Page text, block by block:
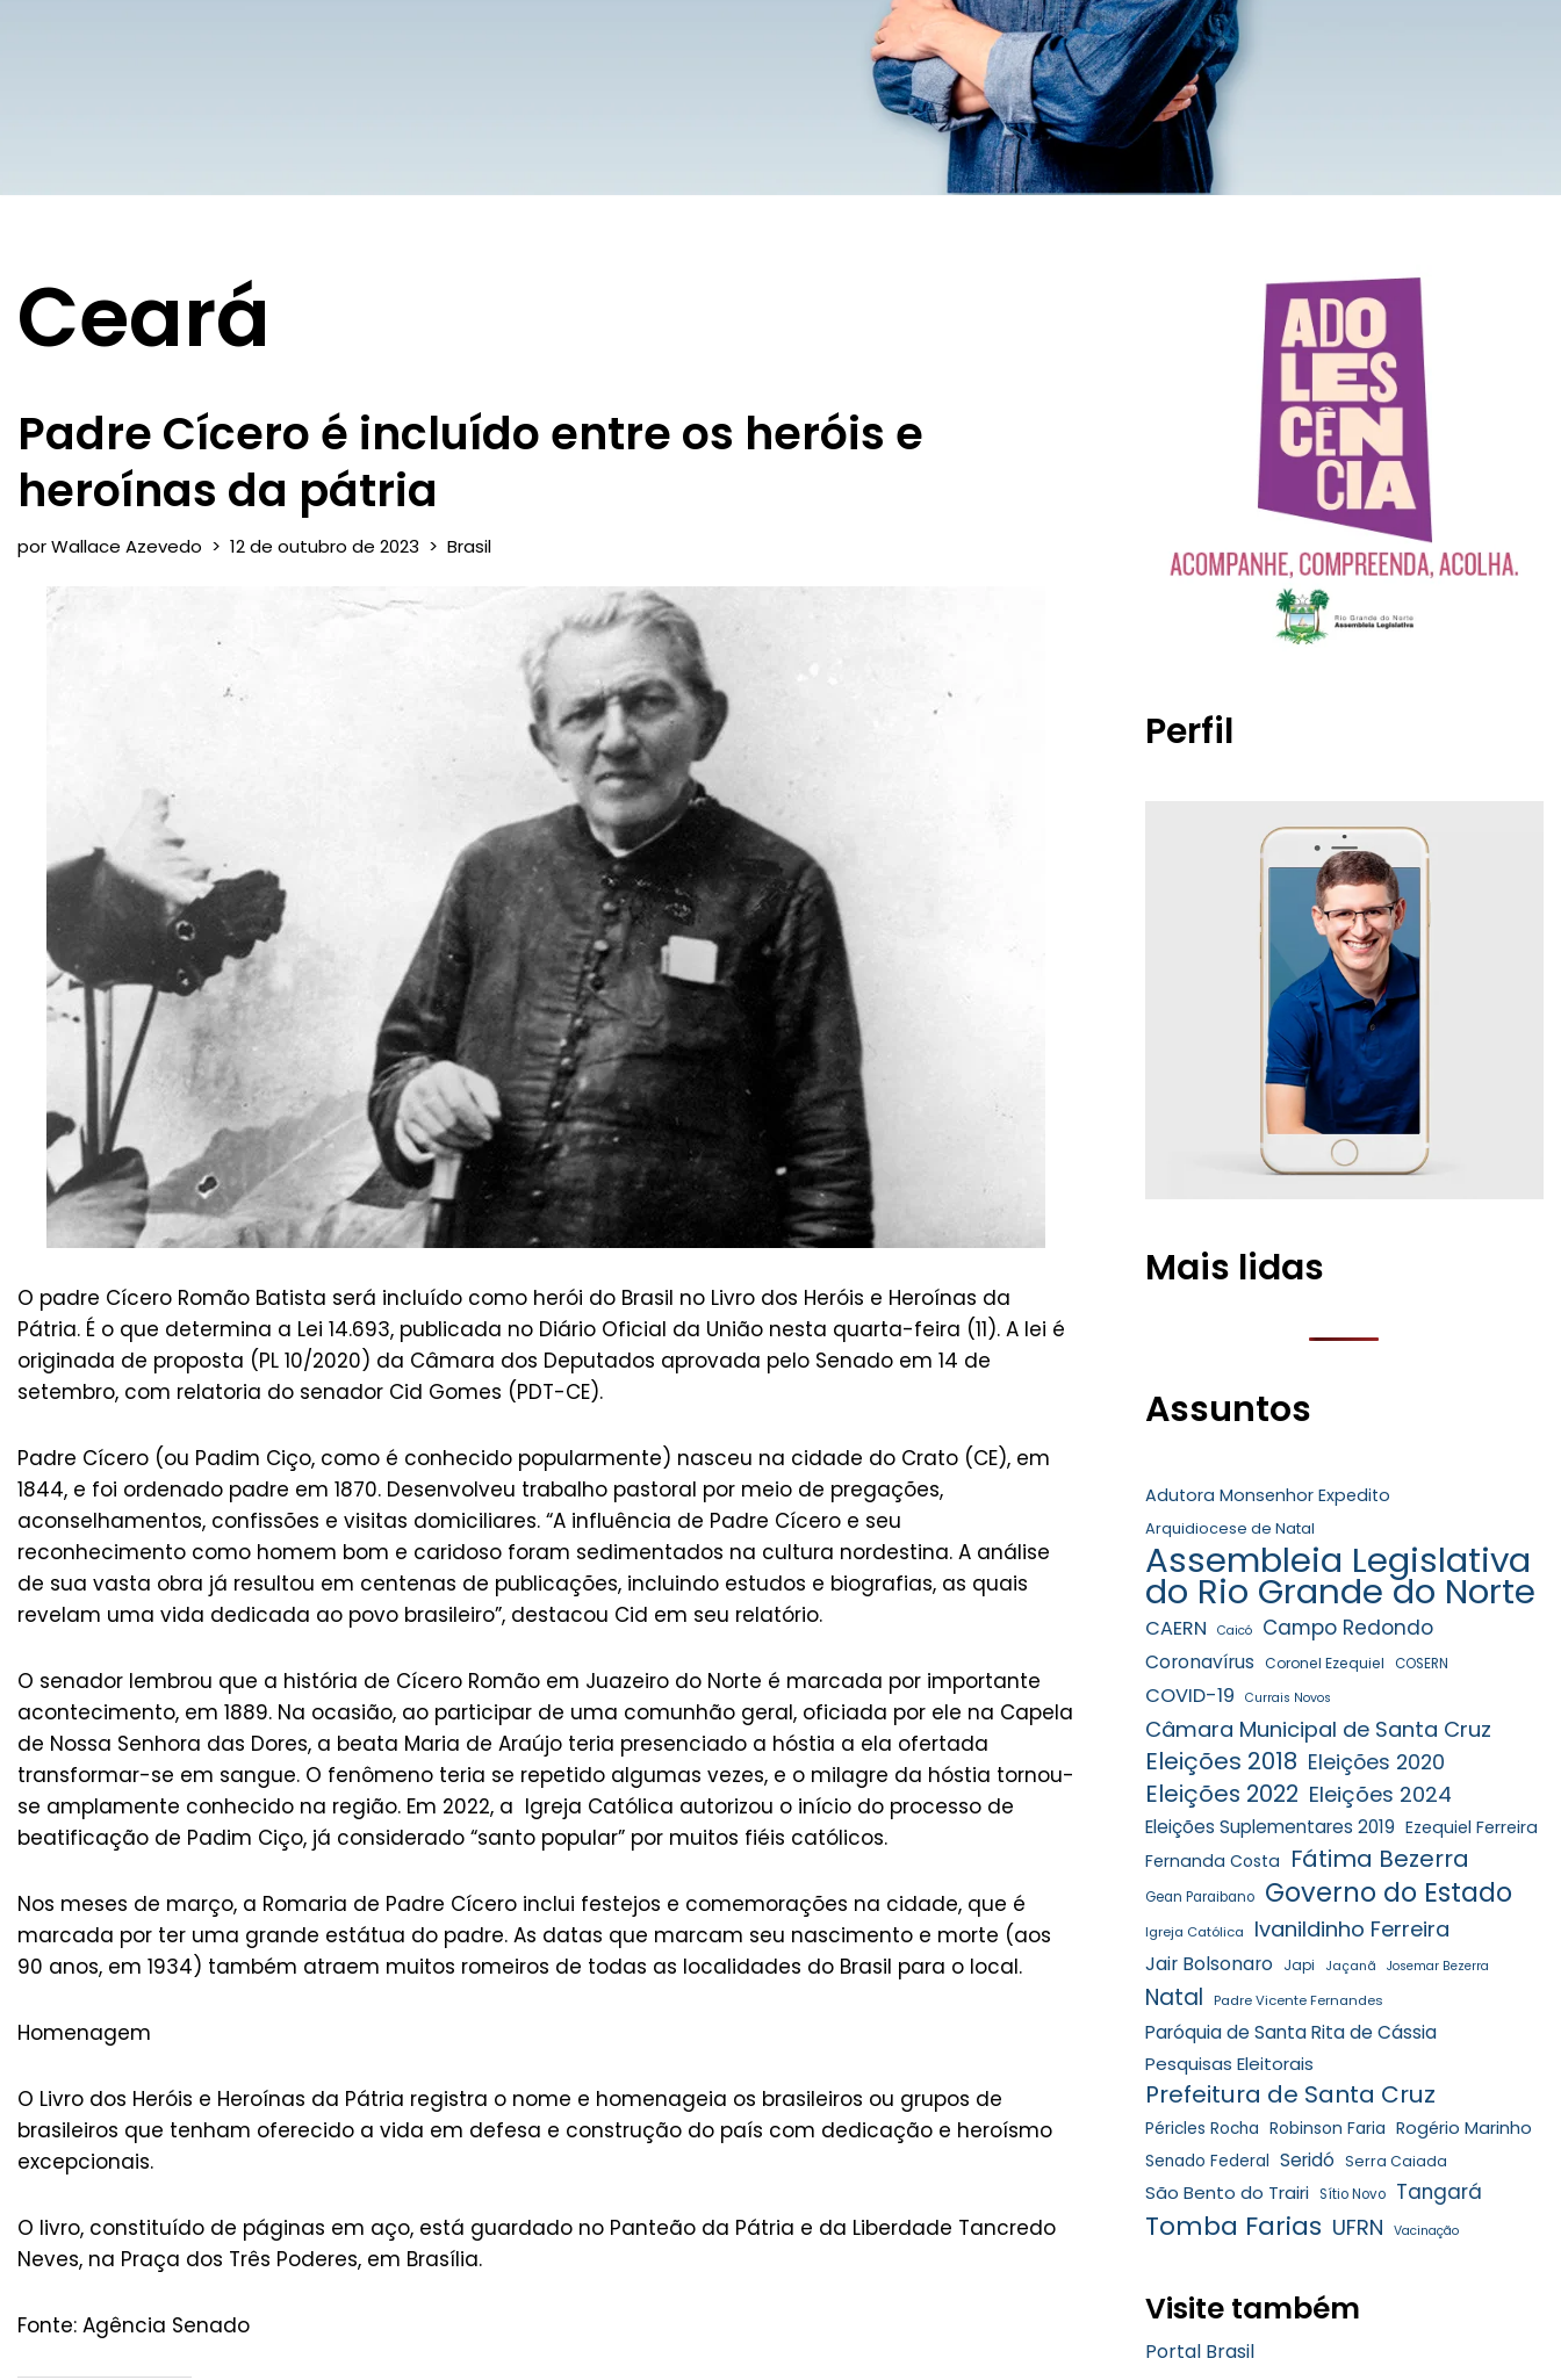
Ceará
Padre Cícero é incluído entre os heróis e
heroínas da pátria
porWallace Azevedo 12 de outubro de 2023 Brasil
O padre Cícero Romão Batista será incluído como herói do Brasil no Livro dos Heróis e Heroínas da
Pátria. É o que determina a Lei 14.693, publicada no Diário Oficial da União nesta quarta-feira (11). A lei é
originada de proposta (PL 10/2020) da Câmara dos Deputados aprovada pelo Senado em 14 de
setembro, com relatoria do senador Cid Gomes (PDT-CE).
Padre Cícero (ou Padim Ciço, como é conhecido popularmente) nasceu na cidade do Crato (CE), em
1844, e foi ordenado padre em 1870. Desenvolveu trabalho pastoral por meio de pregações,
aconselhamentos, confissões e visitas domiciliares. “A influência de Padre Cícero e seu
reconhecimento como homem bom e caridoso foram sedimentados na cultura nordestina. A análise
de sua vasta obra já resultou em centenas de publicações, incluindo estudos e biografias, as quais
revelam uma vida dedicada ao povo brasileiro”, destacou Cid em seu relatório.
O senador lembrou que a história de Cícero Romão em Juazeiro do Norte é marcada por importante
acontecimento, em 1889. Na ocasião, ao participar de uma comunhão geral, oficiada por ele na Capela
de Nossa Senhora das Dores, a beata Maria de Araújo teria presenciado a hóstia a ela ofertada
transformar-se em sangue. O fenômeno teria se repetido algumas vezes, e o milagre da hóstia tornou-
se amplamente conhecido na região. Em 2022, a Igreja Católica autorizou o início do processo de
beatificação de Padim Ciço, já considerado “santo popular” por muitos fiéis católicos.
Nos meses de março, a Romaria de Padre Cícero inclui festejos e comemorações na cidade, que é
marcada por ter uma grande estátua do padre. As datas que marcam seu nascimento e morte (aos
90 anos, em 1934) também atraem muitos romeiros de todas as localidades do Brasil para o local.
Homenagem
O Livro dos Heróis e Heroínas da Pátria registra o nome e homenageia os brasileiros ou grupos de
brasileiros que tenham oferecido a vida em defesa e construção do país com dedicação e heroísmo
excepcionais.
O livro, constituído de páginas em aço, está guardado no Panteão da Pátria e da Liberdade Tancredo
Neves, na Praça dos Três Poderes, em Brasília.
Fonte: Agência Senado
Perfil
Mais lidas
Assuntos
Adutora Monsenhor Expedito
Arquidiocese de Natal
Assembleia Legislativa
do Rio Grande do Norte
CAERN Caicó Campo Redondo
Coronavírus Coronel Ezequiel COSERN
COVID-19 Currais Novos
Câmara Municipal de Santa Cruz
Eleições 2018 Eleições 2020
Eleições 2022 Eleições 2024
Eleições Suplementares 2019 Ezequiel Ferreira
Fernanda Costa Fátima Bezerra
Gean Paraibano Governo do Estado
Igreja Católica Ivanildinho Ferreira
Jair Bolsonaro Japi Jaçanã Josemar Bezerra
Natal Padre Vicente Fernandes
Paróquia de Santa Rita de Cássia
Pesquisas Eleitorais
Prefeitura de Santa Cruz
Péricles Rocha Robinson Faria Rogério Marinho
Senado Federal Seridó Serra Caiada
São Bento do Trairi Sítio Novo Tangará
Tomba Farias UFRN Vacinação
Visite também
Portal Brasil